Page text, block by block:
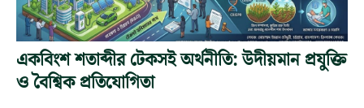
একবিংশ শতাব্দীর টেকসই অর্থনীতি: উদীয়মান প্রযুক্তি
ও বৈশ্বিক প্রতিযোগিতা